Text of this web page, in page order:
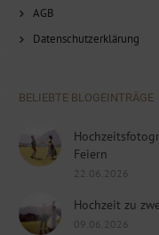
AGB
Datenschutzerklärung
BELIEBTE BLOGEINTRÄGE
Feiern
22.06.2026
Hochzeit zu
09.06.2026